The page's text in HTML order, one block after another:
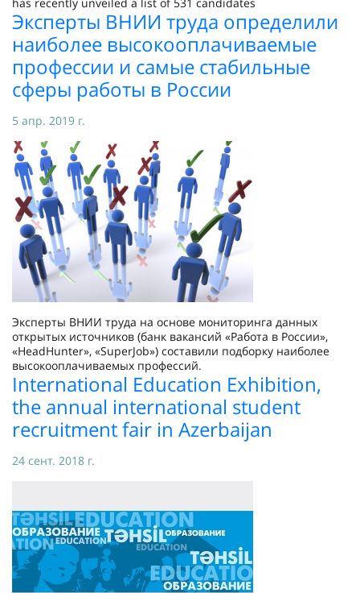
Эксперты ВНИИ труда определили
наиболее высокооплачиваемые
профессии и самые стабильные
сферы работы в России
5 апр. 2019 г.
Эксперты ВНИИ труда на основе мониторинга данных
открытых источников (банк вакансий «Работа в России»,
«HeadHunter», «SuperJob») составили подборку наиболее
высокооплачиваемых профессий.
International Education Exhibition,
the annual international student
recruitment fair in Azerbaijan
24 сент. 2018 г.